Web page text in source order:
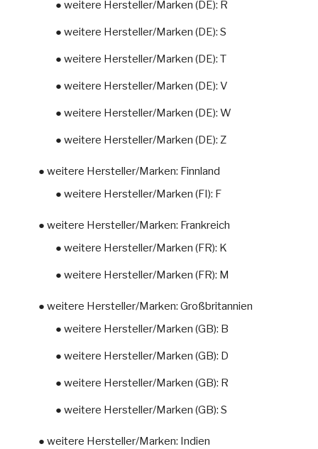
● weitere Hersteller/Marken (DE): R
● weitere Hersteller/Marken (DE): S
● weitere Hersteller/Marken (DE): T
● weitere Hersteller/Marken (DE): V
● weitere Hersteller/Marken (DE): W
● weitere Hersteller/Marken (DE): Z
● weitere Hersteller/Marken: Finnland
● weitere Hersteller/Marken (FI): F
● weitere Hersteller/Marken: Frankreich
● weitere Hersteller/Marken (FR): K
● weitere Hersteller/Marken (FR): M
● weitere Hersteller/Marken: Großbritannien
● weitere Hersteller/Marken (GB): B
● weitere Hersteller/Marken (GB): D
● weitere Hersteller/Marken (GB): R
● weitere Hersteller/Marken (GB): S
● weitere Hersteller/Marken: Indien